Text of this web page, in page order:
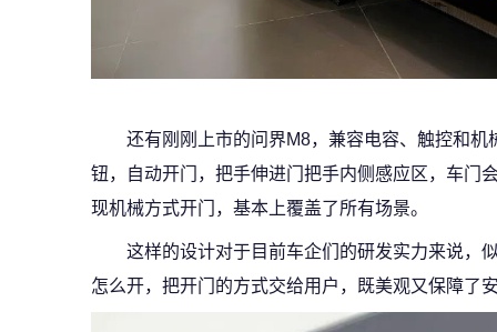
还有刚刚上市的问界M8，兼容电容、触控和
钮，自动开门，把手伸进门把手内侧感应区，车门
现机械方式开门，基本上覆盖了所有场景。
这样的设计对于目前车企们的研发实力来说，
怎么开，把开门的方式交给用户，既美观又保障了